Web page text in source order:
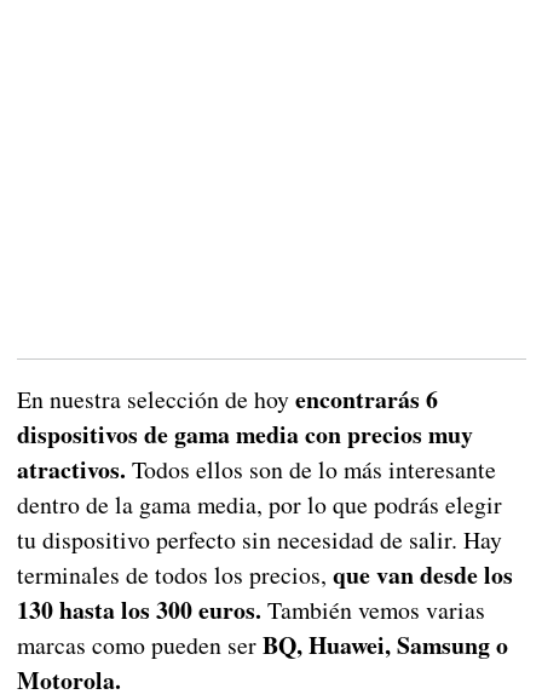
En nuestra selección de hoyencontrarás 6
dispositivos de gama media con precios muy
atractivos. Todos ellos son de lo más interesante
dentro de la gama media, por lo que podrás elegir
tu dispositivo perfecto sin necesidad de salir. Hay
terminales de todos los precios, que van desde los
130 hasta los 300 euros. También vemos varias
marcas como pueden serBQ, Huawei, Samsung o
Motorola.